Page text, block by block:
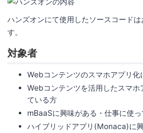
ハンズオンにて使用したソースコードは
す。
対象者
Webコンテンツのスマホアプリ化
Webコンテンツを活用したスマホ
ている方
mBaaSに興味がある・仕事に使
ハイブリッドアプリ(Monaca)に